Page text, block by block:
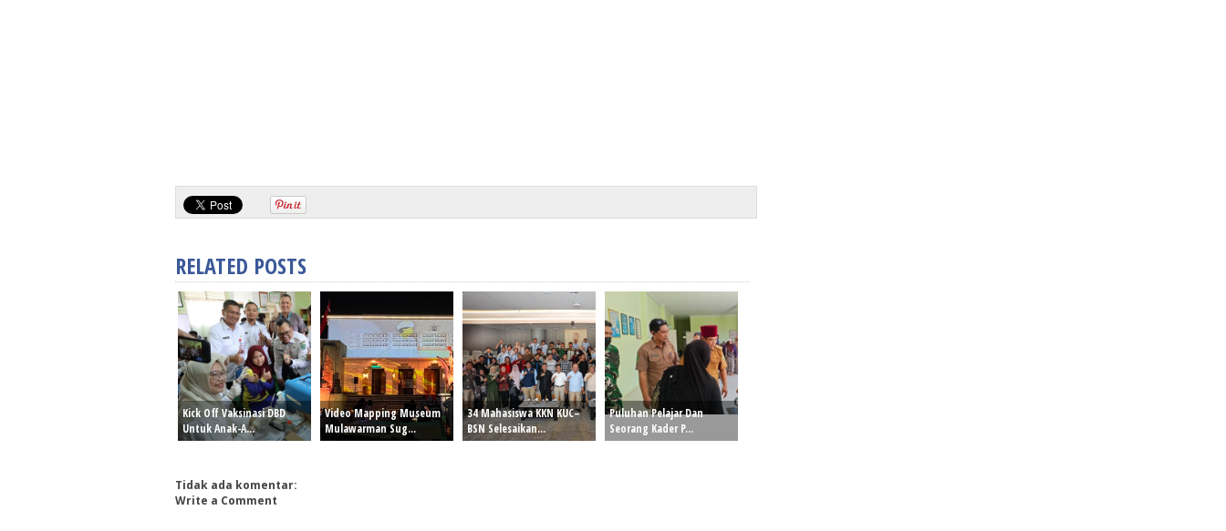
RELATED POSTS
Kick Off Vaksinasi DBD
Untuk Anak-A...
Video Mapping Museum
Mulawarman Sug...
34 Mahasiswa KKN KUC–
BSN Selesaikan...
Puluhan Pelajar Dan
Seorang Kader P...
Tidak ada komentar:
Write a Comment